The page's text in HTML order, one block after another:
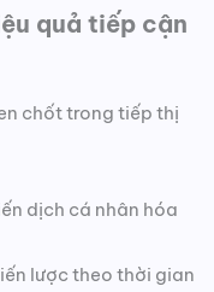
quả tiếp cận
chốt trong tiếp thị
dịch cá nhân hóa
lược theo thời gian